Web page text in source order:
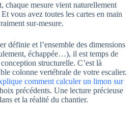
chaque mesure vient naturellement
vous avez toutes les cartes en main
sur-mesure.
définie et l’ensemble des dimensions
échappée…), il est temps de
structurelle. C’est là
colonne vertébrale de votre escalier.
comment calculer un limon sur
précédents. Une lecture précieuse
et la réalité du chantier.